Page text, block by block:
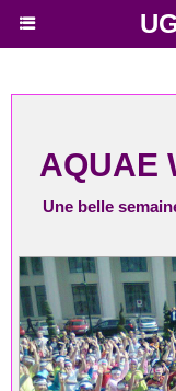
AQUAE
Une belle